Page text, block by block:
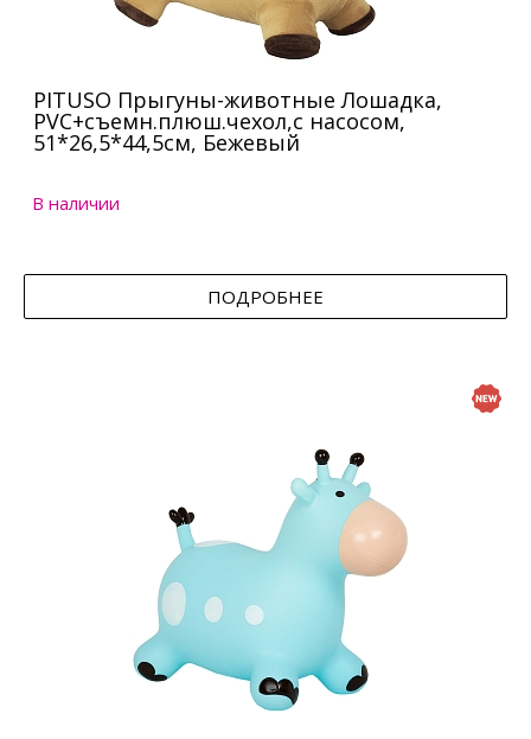
PITUSO Прыгуны-животные Лошадка,
PVC+съемн.плюш.чехол,с насосом,
51*26,5*44,5см, Бежевый
В наличии
ПОДРОБНЕЕ